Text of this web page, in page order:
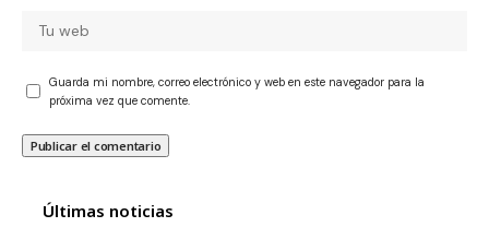
Guarda mi nombre, correo electrónico y web en este navegador para la
próxima vez que comente.
Últimas noticias